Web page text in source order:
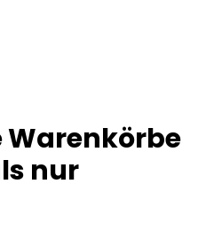
Warenkörbe
nur